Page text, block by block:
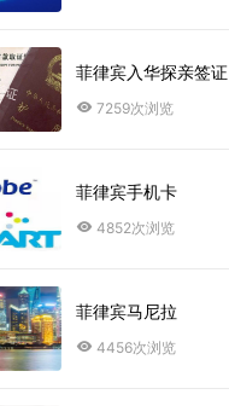
菲律宾入华探亲签证
7259次浏览
菲律宾手机卡
4852次浏览
菲律宾马尼拉
4456次浏览